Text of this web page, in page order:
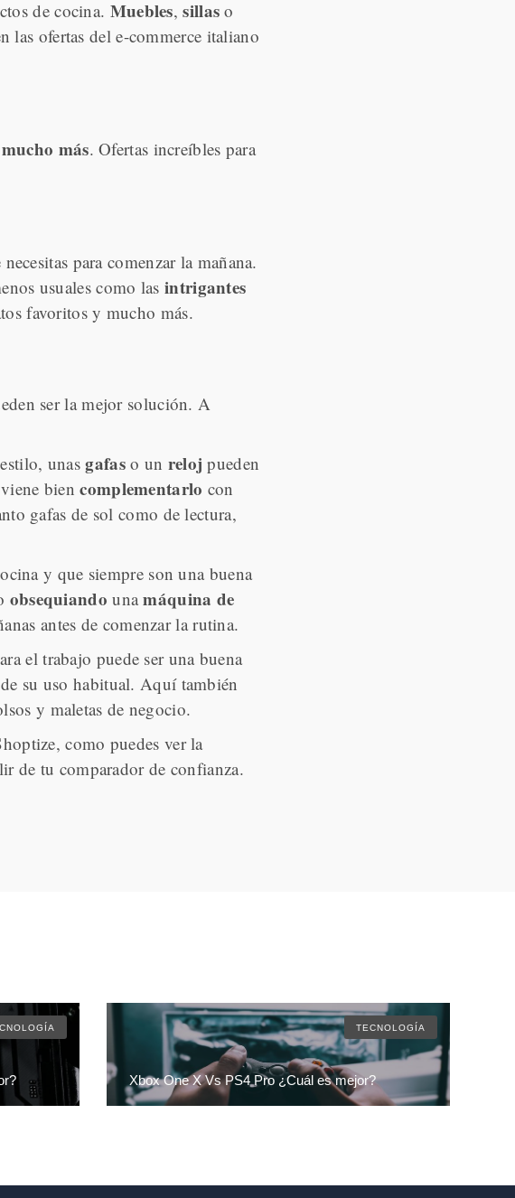
de cocina. Muebles,sillas o
las ofertas del e-commerce italiano
mucho más. Ofertas increíbles para
necesitas para comenzar la mañana.
usuales como las intrigantes
favoritos y mucho más.
ser la mejor solución. A
unasgafaso un reloj pueden
biencomplementarlo con
gafas de sol como de lectura,
y que siempre son una buena
obsequiando unamáquina de
antes de comenzar la rutina.
el trabajo puede ser una buena
su uso habitual. Aquí también
y maletas de negocio.
como puedes ver la
de tu comparador de confianza.
TECNOLOGÍA
Xbox One X Vs PS4 Pro ¿Cuál es mejor?